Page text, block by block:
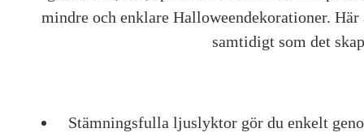
mindre och enklare Halloweendekorationer.
samtidigt som det
Stämningsfulla ljuslyktor gör du enkelt